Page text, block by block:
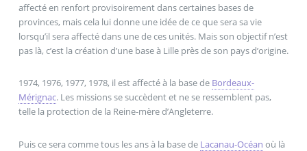
affecté en renfort provisoirement dans certaines bases de
provinces, mais cela lui donne une idée de ce que sera sa vie
lorsqu’il sera affecté dans une de ces unités. Mais son objectif n’est
pas là, c’est la création d’une base à Lille près de son pays d’origine.
1974, 1976, 1977, 1978, il est affecté à la base de Bordeaux-
Mérignac. Les missions se succèdent et ne se ressemblent pas,
telle la protection de la Reine-mère d’Angleterre.
Puis ce sera comme tous les ans à la base de Lacanau-Océan où là